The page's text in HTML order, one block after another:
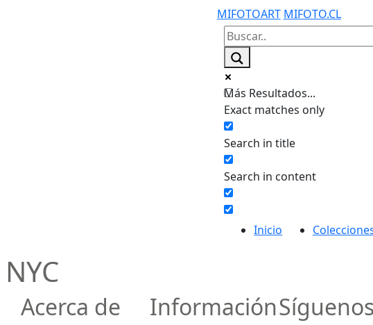
MIFOTOART MIFOTO.CL
Más Resultados...
Exact matches only
Search in title
Search in content
Inicio
Acerca de Información